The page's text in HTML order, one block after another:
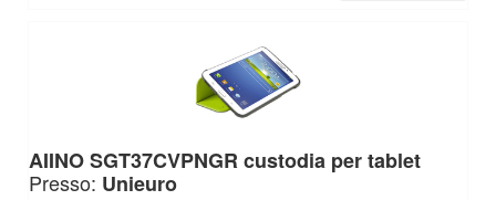
AIINOSGT37CVPNGR custodia per tablet
Presso: Unieuro